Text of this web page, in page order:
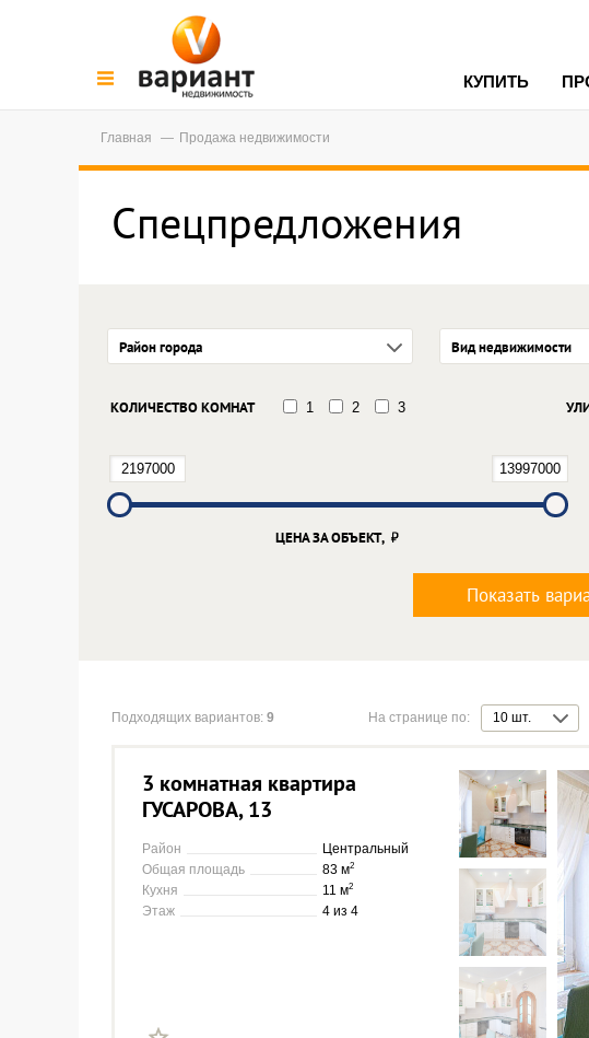
КУПИТЬ
Главная Продажа недвижимости
Спецпредложения
Район города Вид недвижимости
КОЛИЧЕСТВО КОМНАТ 1 2 3
ЦЕНА ЗА ОБЪЕКТ,
Показать
Подходящих вариантов: 9 На странице по: 10 шт.
3 комнатная квартира
ГУСАРОВА, 13
Район
Центральный
Общая площадь
83 м2
Кухня 11 м2
Этаж 4 из 4